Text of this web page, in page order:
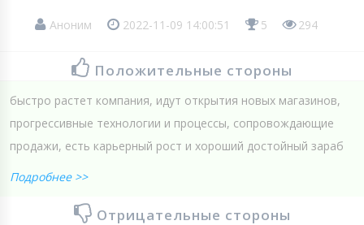
Аноним 2022-11-09 14:00:51 5 294
Положительные стороны
быстро растет компания, идут открытия новых магазинов,
прогрессивные технологии и процессы, сопровождающие
продажи, есть карьерный рост и хороший достойный зараб
Подробнее >>
Отрицательные стороны